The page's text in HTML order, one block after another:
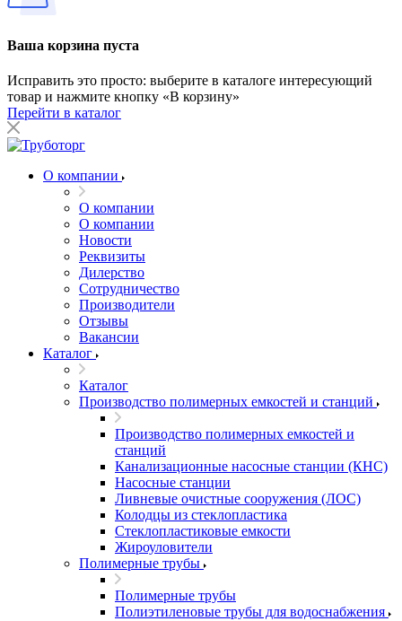
Ваша корзина пуста
Исправить это просто: выберите в каталоге интересующий
товар и нажмите кнопку «В корзину»
Перейти в каталог
О компании
О компании
О компании
Новости
Реквизиты
Дилерство
Сотрудничество
Производители
Отзывы
Вакансии
Каталог
Каталог
Производство полимерных емкостей и станций
Производство полимерных емкостей и
станций
Канализационные насосные станции (КНС)
Насосные станции
Ливневые очистные сооружения (ЛОС)
Колодцы из стеклопластика
Стеклопластиковые емкости
Жироуловители
Полимерные трубы
Полимерные трубы
Полиэтиленовые трубы для водоснабжения